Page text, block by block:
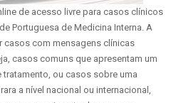
de acesso livre para casos clínicos
Portuguesa de Medicina Interna. A
casos com mensagens clínicas
casos comuns que apresentam um
ou casos sobre uma
a nível nacional ou internacional,